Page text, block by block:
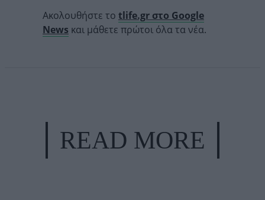
Ακολουθήστε το tlife.gr στο Google
News και μάθετε πρώτοι όλα τα νέα.
READ MORE